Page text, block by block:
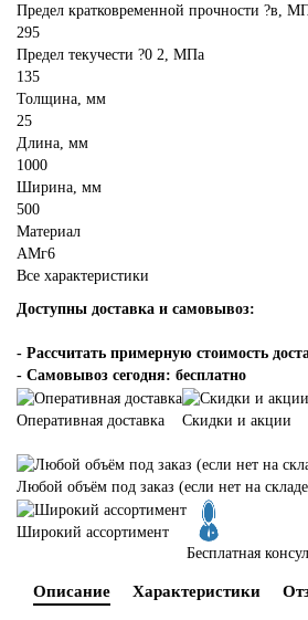
Предел кратковременной прочности ?в,
295
Предел текучести ?0 2, МПа
135
Толщина, мм
25
Длина, мм
1000
Ширина, мм
500
Материал
АМг6
Все характеристики
Доступны доставка и самовывоз:
- Рассчитать примерную стоимость
- Самовывоз сегодня: бесплатно
Оперативная доставка
Скидки и акции
Любой объём под заказ (если нет на
Широкий ассортимент
Бесплатная
Описание Характеристики